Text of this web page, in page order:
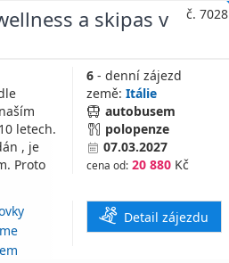
č. 7028
a skipas v
letech.
, je
Proto
6- denní zájezd
země: Itálie
autobusem
polopenze
07.03.2027
cena od: 20 880 Kč
Detail zájezdu